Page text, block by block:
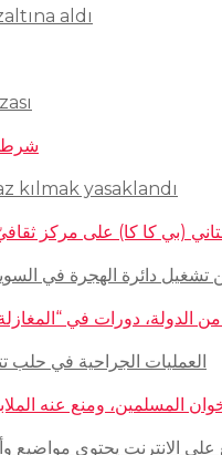
aldı
شرطي
kılmak yasaklandı
كا) على مركز ثقافيّ تركيّ في
دائرة الهجرة في السويد للاجئين
دورات في “المغازلة” للاجئين
العمليات الجراحية في حلب تتم في
ومنع عنه الملابس الشتوية
مواضيع وأبحاث عن الإرهاب